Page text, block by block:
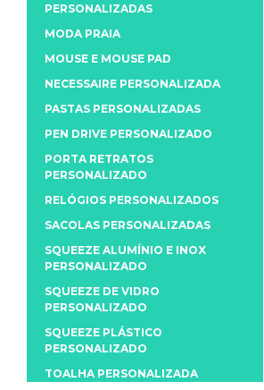
PERSONALIZADAS
MODA PRAIA
MOUSE E MOUSE PAD
NECESSAIRE PERSONALIZADA
PASTAS PERSONALIZADAS
PEN DRIVE PERSONALIZADO
PORTA RETRATOS
PERSONALIZADO
RELÓGIOS PERSONALIZADOS
SACOLAS PERSONALIZADAS
SQUEEZE ALUMÍNIO E INOX
PERSONALIZADO
SQUEEZE DE VIDRO
PERSONALIZADO
SQUEEZE PLÁSTICO
PERSONALIZADO
TOALHA PERSONALIZADA